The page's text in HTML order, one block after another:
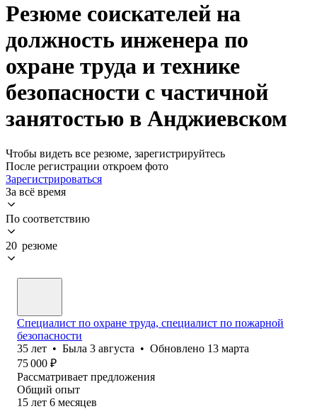
Резюме соискателей на
должность инженера по
охране труда и технике
безопасности с частичной
занятостью в Анджиевском
Чтобы видеть все резюме, зарегистрируйтесь
После регистрации откроем фото
Зарегистрироваться
За всё время
По соответствию
20 резюме
Специалист по охране труда, специалист по пожарной
безопасности
35 лет • Была 3 августа • Обновлено 13 марта
75 000 ₽
Рассматривает предложения
Общий опыт
15 лет 6 месяцев